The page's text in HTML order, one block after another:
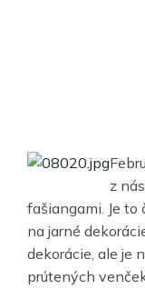
z
fašiangami. Je to
na jarné
dekorácie, ale je
prútených